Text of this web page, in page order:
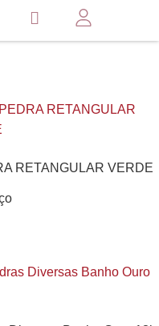
RETANGULAR VERDE